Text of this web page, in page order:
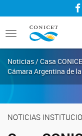
Toggle
navigation
Noticias / Casa
Cámara Argentina de
NOTICIAS